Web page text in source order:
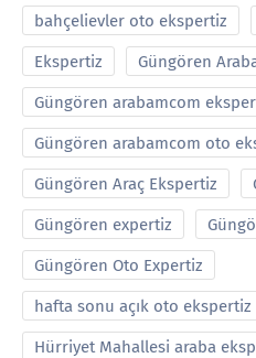
bahçelievler oto ekspertiz
Ekspertiz Güngören
Güngören arabamcom
Güngören arabamcom oto
Güngören Araç Ekspertiz
Güngören expertiz
Güngören Oto Expertiz
hafta sonu açık oto ekspertiz
Hürriyet Mahallesi araba